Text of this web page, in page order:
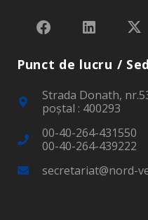
Punct de lucru /
Strada Donath,
poştal : 400293
00-40-264-431550
00-40-264-439222
secretariat@nord-